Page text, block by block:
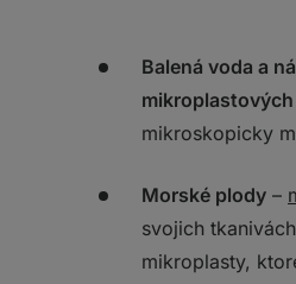
Balená voda a
mikroskopicky
Morské plody –
svojich
mikroplasty,